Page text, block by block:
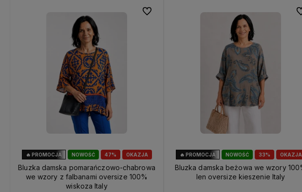
47%
NOWOŚĆ OKAZJA
🔥 PROMOCJA
Bluzka damska pomarańczowo-chabrowa
we wzory z falbanami oversize 100%
wiskoza Italy
Do ulubionych
33%
NOWOŚĆ OKAZJA
🔥 PROMOCJA
Bluzka damska beżowa we wzory
len oversize kieszenie Italy